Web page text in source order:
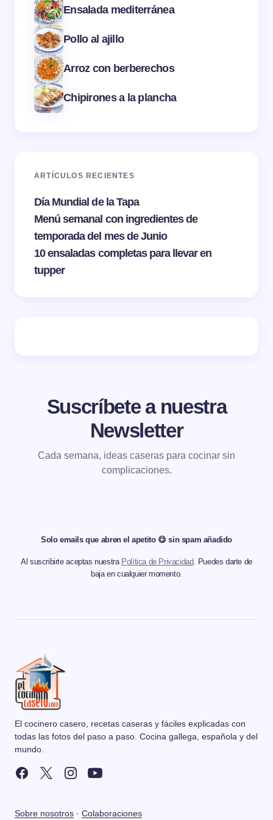
Ensalada mediterránea
Pollo al ajillo
Arroz con berberechos
Chipirones a la plancha
ARTÍCULOS RECIENTES
Día Mundial de la Tapa
Menú semanal con ingredientes de
temporada del mes de Junio
10 ensaladas completas para llevar en
tupper
Suscríbete a nuestra
Newsletter
Cada semana, ideas caseras para cocinar sin
complicaciones.
Solo emails que abren el apetito 😋 sin spam añadido
Al suscribirte aceptas nuestra Política de Privacidad. Puedes darte de
baja en cualquier momento.
El cocinero casero, recetas caseras y fáciles explicadas con
todas las fotos del paso a paso. Cocina gallega, española y del
mundo.
Sobre nosotros · Colaboraciones